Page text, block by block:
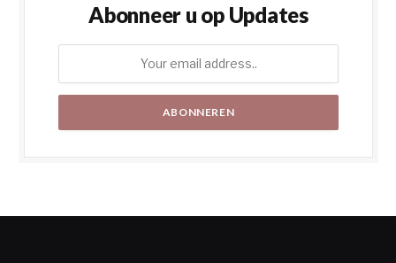
Abonneer u op Updates